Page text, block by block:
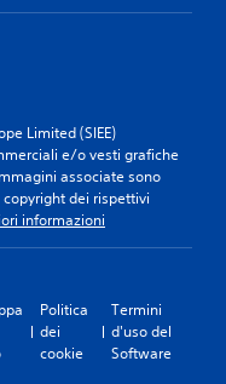
Limited (SIEE)
e/o vesti grafiche
associate sono
dei rispettivi
informazioni
Politica
dei
cookie
Termini
d'uso del
Software